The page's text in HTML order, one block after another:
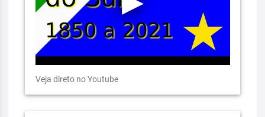
Veja direto no Youtube